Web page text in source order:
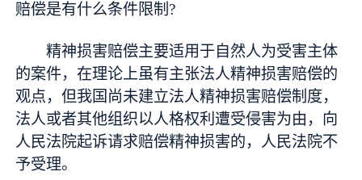
赔偿是有什么条件限制?
精神损害赔偿主要适用于自然人为受害主体
的案件，在理论上虽有主张法人精神损害赔偿的
观点，但我国尚未建立法人精神损害赔偿制度，
法人或者其他组织以人格权利遭受侵害为由，向
人民法院起诉请求赔偿精神损害的，人民法院不
予受理。